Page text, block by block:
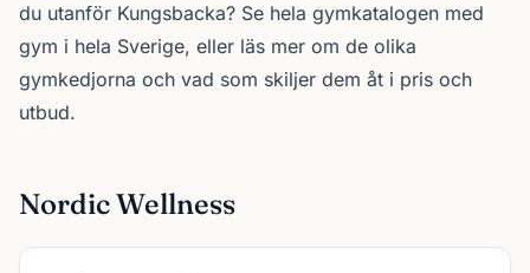
du utanför Kungsbacka? Se hela gymkatalogen med
gym i hela Sverige, eller läs mer om de olika
gymkedjorna och vad som skiljer dem åt i pris och
utbud.
Nordic Wellness